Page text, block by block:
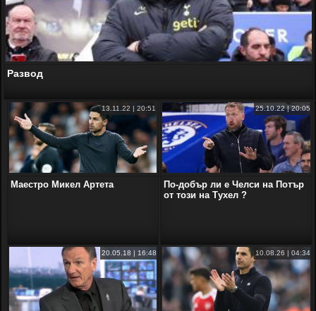
Развод
13.11.22 | 20:51
Маестро Микел Артета
25.10.22 | 20:05
По-добър ли е Челси на Потър
от този на Тухел ?
20.05.18 | 16:48 10.08.26 | 04:34